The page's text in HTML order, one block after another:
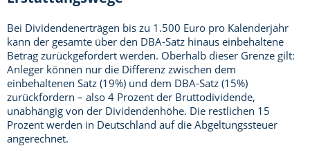
Bei Dividendenerträgen bis zu 1.500 Euro pro Kalenderjahr
kann der gesamte über den DBA-Satz hinaus einbehaltene
Betrag zurückgefordert werden. Oberhalb dieser Grenze gilt:
Anleger können nur die Differenz zwischen dem
einbehaltenen Satz (19%) und dem DBA-Satz (15%)
zurückfordern – also 4 Prozent der Bruttodividende,
unabhängig von der Dividendenhöhe. Die restlichen 15
Prozent werden in Deutschland auf die Abgeltungssteuer
angerechnet.